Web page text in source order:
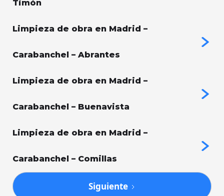
Timón
Limpieza de obra en Madrid –
Carabanchel – Abrantes
Limpieza de obra en Madrid –
Carabanchel – Buenavista
Limpieza de obra en Madrid –
Carabanchel – Comillas
Siguiente